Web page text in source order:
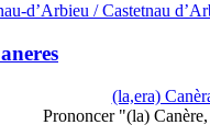
d’Arbieu / Castetnau
(la,era)
Prononcer "(la)